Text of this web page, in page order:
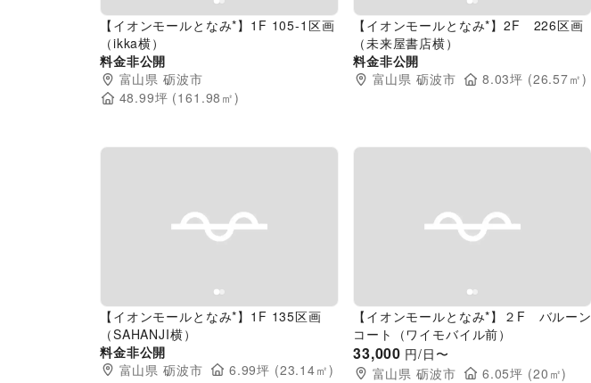
【イオンモールとなみ*】1F 105-1区画
（ikka横）
料金非公開
富山県 砺波市
48.99坪 (161.98 ㎡)
【イオンモールとなみ*】2F 226区画
（未来屋書店横）
料金非公開
富山県 砺波市 8.03坪 (26.57㎡)
Previous slide
【イオンモールとなみ*】1F 135区画
（SAHANJI横）
料金非公開
富山県 砺波市 6.99坪 (23.14㎡)
Previous slide
【イオンモールとなみ*】２F バルーン
コート（ワイモバイル前）
33,000 円/日〜
富山県 砺波市 6.05坪 (20 ㎡)